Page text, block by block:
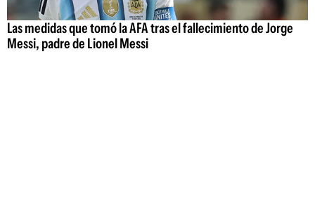
Las medidas que tomó la AFA tras el fallecimiento de Jorge
Messi, padre de Lionel Messi